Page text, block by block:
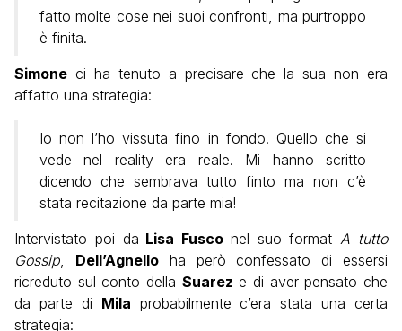
fatto molte cose nei suoi confronti, ma purtroppo
è finita.
Simone ci ha tenuto a precisare che la sua non era
affatto una strategia:
Io non l’ho vissuta fino in fondo. Quello che si
vede nel reality era reale. Mi hanno scritto
dicendo che sembrava tutto finto ma non c’è
stata recitazione da parte mia!
Intervistato poi da Lisa Fusco nel suo format A tutto
Gossip
Dell’Agnelloha però confessato di essersi
ricreduto sul conto della Suarez e di aver pensato che
da parte di Mila probabilmente c’era stata una certa
strategia: